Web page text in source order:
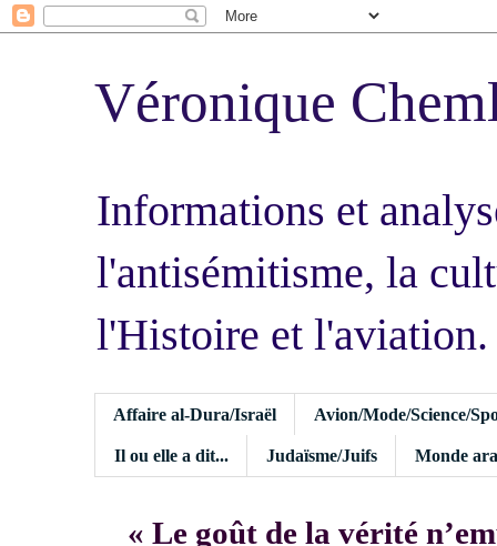
Véronique
Informations et
l'antisémitisme, la
l'Histoire et l'aviation.
Affaire al-Dura/Israël Avion/Mode/Science/
Il ou elle a dit... Judaïsme/Juifs Monde
« Le goût de la vérité